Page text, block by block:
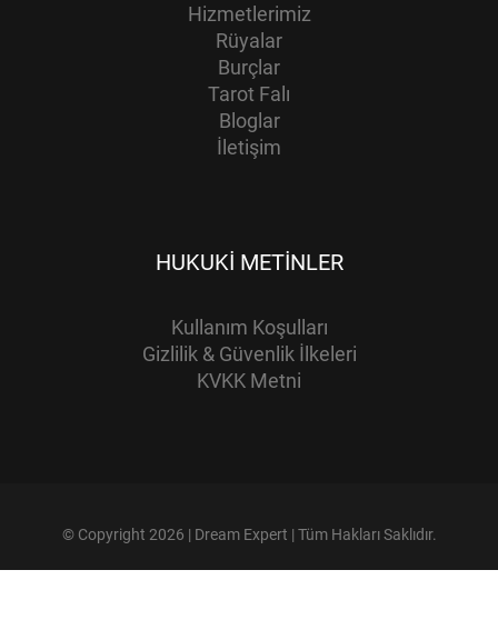
Hizmetlerimiz
Rüyalar
Burçlar
Tarot Falı
Bloglar
İletişim
HUKUKI METINLER
Kullanım Koşulları
Gizlilik & Güvenlik İlkeleri
KVKK Metni
© Copyright 2026 | Dream Expert | Tüm Hakları Saklıdır.